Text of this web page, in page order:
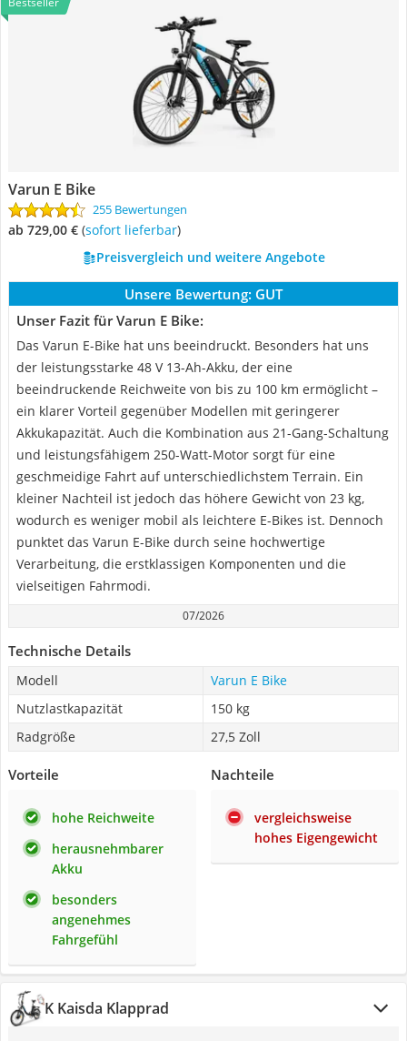
Varun E Bike
255 Bewertungen
ab 729,00 € ( Sofort lieferbar)
Preisvergleich und weitere Angebote
Unsere Bewertung: GUT
Unser Fazit für Varun E Bike:
Das Varun E-Bike hat uns beeindruckt. Besonders hat uns
der leistungsstarke 48 V 13-Ah-Akku, der eine
beeindruckende Reichweite von bis zu 100 km ermöglicht –
ein klarer Vorteil gegenüber Modellen mit geringerer
Akkukapazität. Auch die Kombination aus 21-Gang-Schaltung
und leistungsfähigem 250-Watt-Motor sorgt für eine
geschmeidige Fahrt auf unterschiedlichstem Terrain. Ein
kleiner Nachteil ist jedoch das höhere Gewicht von 23 kg,
wodurch es weniger mobil als leichtere E-Bikes ist. Dennoch
punktet das Varun E-Bike durch seine hochwertige
Verarbeitung, die erstklassigen Komponenten und die
vielseitigen Fahrmodi.
07/2026
Technische Details
Modell
Varun E Bike
Nutzlastkapazität
150 kg
Radgröße
27,5 Zoll
Vorteile
hohe Reichweite
herausnehmbarer
Akku
besonders
angenehmes
Fahrgefühl
Nachteile
vergleichsweise
hohes Eigengewicht
K Kaisda Klapprad